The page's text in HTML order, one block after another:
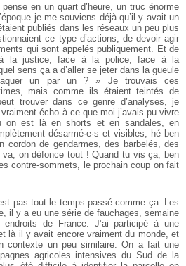
en un quart d’heure, un truc énorme
je me souviens déjà qu’il y avait un
publiés dans les réseaux un peu plus
ce type d’actions, de devoir agir
qui sont appelés publiquement. Et de
la justice, face à la police, face à la
sens ça a d’aller se jeter dans la gueule
un par un ? » Je trouvais ces
mais comme ils étaient teintés de
trouver dans ce genre d’analyses, je
écho à ce que moi j’avais pu vivre
on est là en shorts et en sandales, en
désarmé·e·s et visibles, hé ben
cordon de gendarmes, des barbelés, des
on défonce tout ! Quand tu vis ça, ben
contre-sommets, le prochain coup on fait
pas tout le temps passé comme ça. Les
il y a eu une série de fauchages, semaine
de France. J’ai participé à une
là il y avait encore vraiment du monde, et
contexte un peu similaire. On a fait une
agricoles intensives du Sud de la